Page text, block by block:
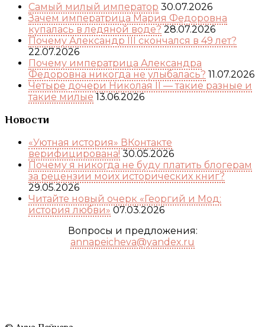
Самый милый император 30.07.2026
Зачем императрица Мария Федоровна
купалась в ледяной воде? 28.07.2026
Почему Александр III скончался в 49 лет?
22.07.2026
Почему императрица Александра
Федоровна никогда не улыбалась? 11.07.2026
Четыре дочери Николая II — такие разные и
такие милые 13.06.2026
Новости
«Уютная история» ВКонтакте
верифицирована! 30.05.2026
Почему я никогда не буду платить блогерам
за рецензии моих исторических книг?
29.05.2026
Читайте новый очерк «Георгий и Мод:
история любви» 07.03.2026
Вопросы и предложения:
annapeicheva@yandex.ru